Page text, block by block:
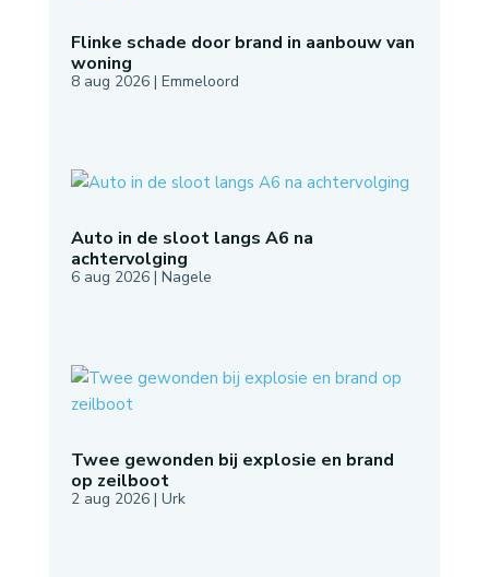
Flinke schade door brand in aanbouw van
woning
8 aug 2026| Emmeloord
Auto in de sloot langs A6 na
achtervolging
6 aug 2026| Nagele
Twee gewonden bij explosie en brand
op zeilboot
2 aug 2026| Urk